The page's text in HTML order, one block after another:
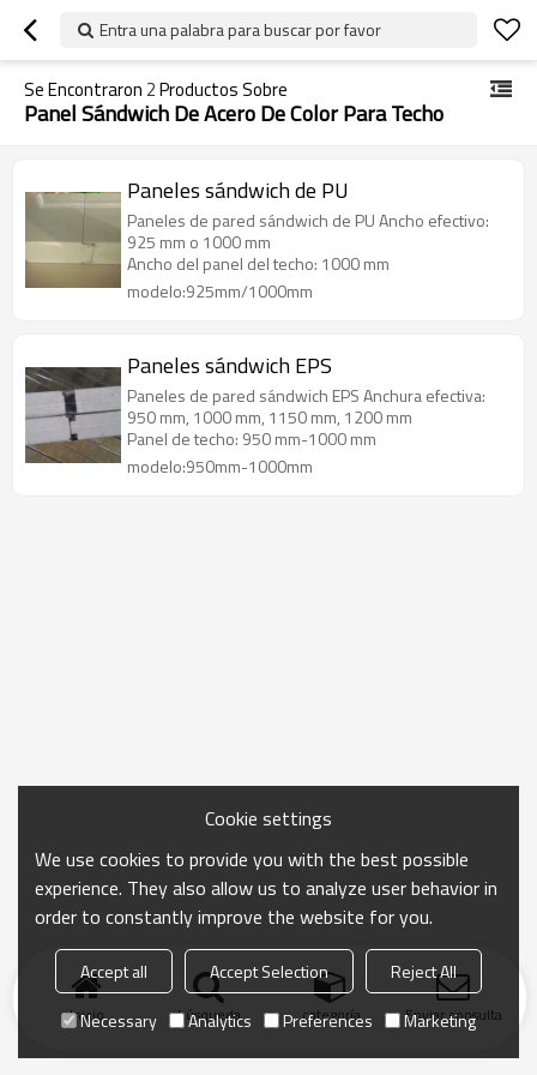
Entra una palabra para buscar por favor
Se Encontraron 2Productos Sobre
Panel Sándwich De Acero De Color Para Techo
Paneles sándwich de PU
Paneles de pared sándwich de PU Ancho efectivo:
925 mm o 1000 mm
Ancho del panel del techo: 1000 mm
modelo:925mm/1000mm
Paneles sándwich EPS
Paneles de pared sándwich EPS Anchura efectiva:
950 mm, 1000 mm, 1150 mm, 1200 mm
Panel de techo: 950 mm-1000 mm
modelo:950mm-1000mm
Inicio búsqueda categoría Enviar consulta
Cookie settings
We use cookies to provide you with the best possible
experience. They also allow us to analyze user behavior in
order to constantly improve the website for you.
Accept all Accept Selection
Reject All
Necessary
Analytics Preferences Marketing